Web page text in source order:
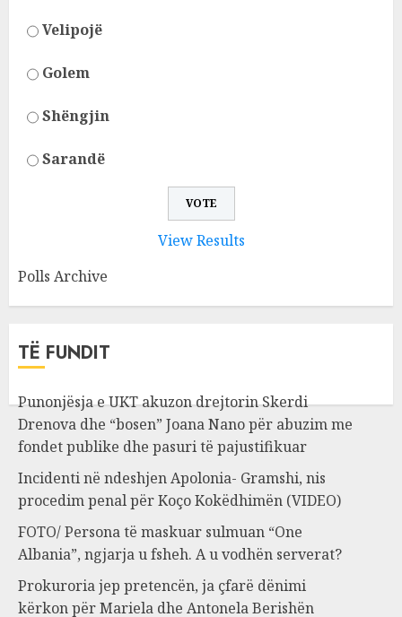
Velipojë
Golem
Shëngjin
Sarandë
View Results
Polls Archive
TË FUNDIT
Punonjësja e UKT akuzon drejtorin Skerdi
Drenova dhe “bosen” Joana Nano për abuzim me
fondet publike dhe pasuri të pajustifikuar
Incidenti në ndeshjen Apolonia- Gramshi, nis
procedim penal për Koço Kokëdhimën (VIDEO)
FOTO/ Persona të maskuar sulmuan “One
Albania”, ngjarja u fsheh. A u vodhën serverat?
Prokuroria jep pretencën, ja çfarë dënimi
kërkon për Mariela dhe Antonela Berishën